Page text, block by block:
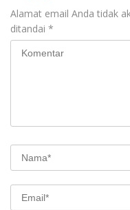
Alamat email Anda tidak
ditandai *